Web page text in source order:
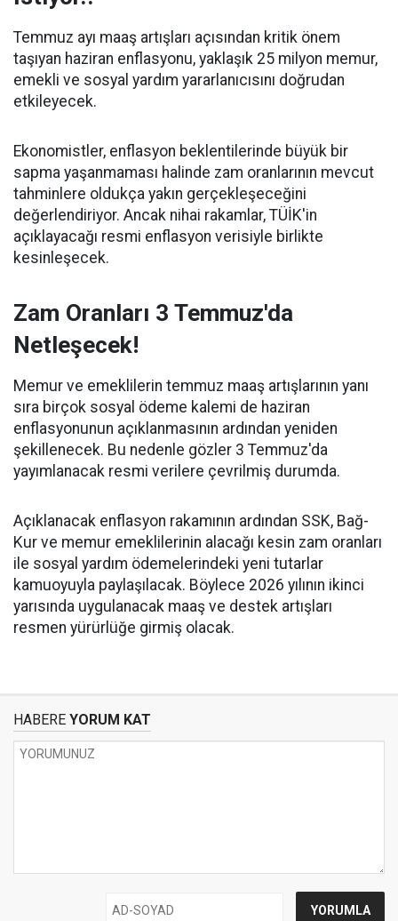
Temmuz ayı maaş artışları açısından kritik önem
taşıyan haziran enflasyonu, yaklaşık 25 milyon memur,
emekli ve sosyal yardım yararlanıcısını doğrudan
etkileyecek.
Ekonomistler, enflasyon beklentilerinde büyük bir
sapma yaşanmaması halinde zam oranlarının mevcut
tahminlere oldukça yakın gerçekleşeceğini
değerlendiriyor. Ancak nihai rakamlar, TÜİK'in
açıklayacağı resmi enflasyon verisiyle birlikte
kesinleşecek.
Zam Oranları 3 Temmuz'da
Netleşecek!
Memur ve emeklilerin temmuz maaş artışlarının yanı
sıra birçok sosyal ödeme kalemi de haziran
enflasyonunun açıklanmasının ardından yeniden
şekillenecek. Bu nedenle gözler 3 Temmuz'da
yayımlanacak resmi verilere çevrilmiş durumda.
Açıklanacak enflasyon rakamının ardından SSK, Bağ-
Kur ve memur emeklilerinin alacağı kesin zam oranları
ile sosyal yardım ödemelerindeki yeni tutarlar
kamuoyuyla paylaşılacak. Böylece 2026 yılının ikinci
yarısında uygulanacak maaş ve destek artışları
resmen yürürlüğe girmiş olacak.
HABERE YORUM KAT